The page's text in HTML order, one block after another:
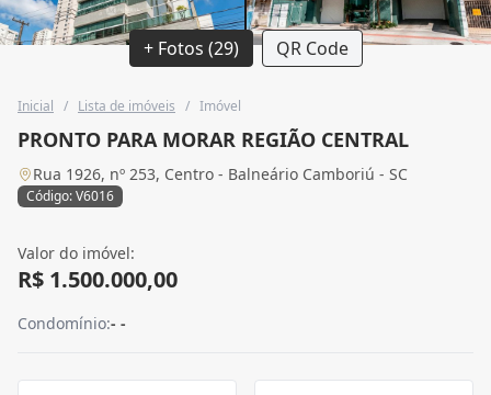
+ Fotos (29) QR Code
Inicial / Lista de imóveis / Imóvel
PRONTO PARA MORAR REGIÃO CENTRAL
Rua 1926, nº 253, Centro - Balneário Camboriú - SC
Código: V6016
Valor do imóvel:
R$ 1.500.000,00
Condomínio:- -